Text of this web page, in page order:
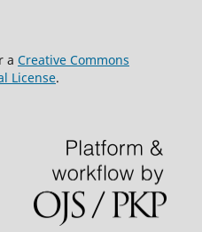
a Creative Commons
License.